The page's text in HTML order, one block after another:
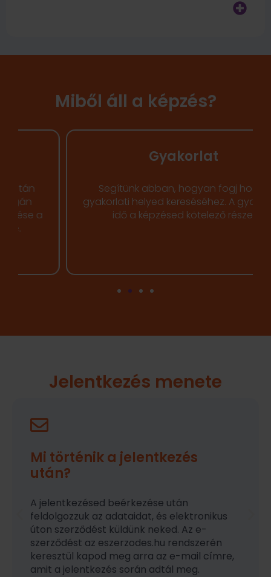
Miből áll a képzés?
Gyakorlat
Segítünk abban, hogyan fogj hozzá
gyakorlati helyed kereséséhez. A gyakorlati
idő a képzésed kötelező része.
Jelentkezés menete
Mi történik a jelentkezés
után?
A jelentkezésed beérkezése után
feldolgozzuk az adataidat, és elektronikus
úton szerződést küldünk neked. Az e-
szerződést az eszerzodes.hu rendszerén
keresztül kapod meg arra az e-mail címre,
amit a jelentkezés során adtál meg.